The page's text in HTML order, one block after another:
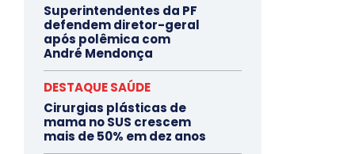
Superintendentes da PF
defendem diretor-geral
após polêmica com
André Mendonça
DESTAQUE SAÚDE
Cirurgias plásticas de
mama no SUS crescem
mais de 50% em dez anos